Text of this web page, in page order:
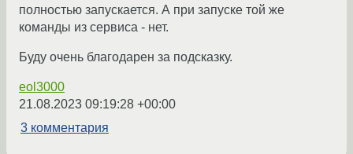
полностью запускается. А при запуске той же
команды из сервиса - нет.
Буду очень благодарен за подсказку.
eol3000
21.08.2023 09:19:28 +00:00
3 комментария